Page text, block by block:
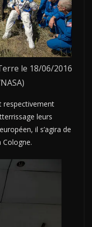
le 18/06/2016
respectivement
leurs
il s’agira de
Cologne.